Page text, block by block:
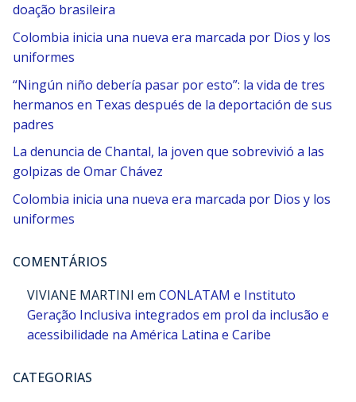
doação brasileira
Colombia inicia una nueva era marcada por Dios y los
uniformes
“Ningún niño debería pasar por esto”: la vida de tres
hermanos en Texas después de la deportación de sus
padres
La denuncia de Chantal, la joven que sobrevivió a las
golpizas de Omar Chávez
Colombia inicia una nueva era marcada por Dios y los
uniformes
COMENTÁRIOS
VIVIANE MARTINI em CONLATAM e Instituto
Geração Inclusiva integrados em prol da inclusão e
acessibilidade na América Latina e Caribe
CATEGORIAS